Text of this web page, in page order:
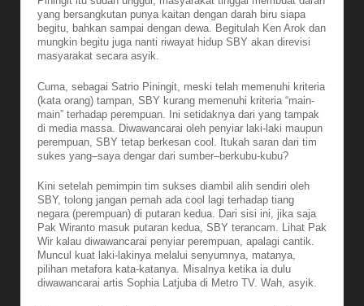
yang bersangkutan punya kaitan dengan darah biru siapa
begitu, bahkan sampai dengan dewa. Begitulah Ken Arok dan
mungkin begitu juga nanti riwayat hidup SBY akan direvisi
masyarakat secara asyik.
Cuma, sebagai Satrio Piningit, meski telah memenuhi kriteria
(kata orang) tampan, SBY kurang memenuhi kriteria “main-
main” terhadap perempuan. Ini setidaknya dari yang tampak
di media massa. Diwawancarai oleh penyiar laki-laki maupun
perempuan, SBY tetap berkesan cool. Itukah saran dari tim
sukes yang–saya dengar dari sumber–berkubu-kubu?
Kini setelah pemimpin tim sukses diambil alih sendiri oleh
SBY, tolong jangan pernah ada cool lagi terhadap tiang
negara (perempuan) di putaran kedua. Dari sisi ini, jika saja
Pak Wiranto masuk putaran kedua, SBY terancam. Lihat Pak
Wir kalau diwawancarai penyiar perempuan, apalagi cantik.
Muncul kuat laki-lakinya melalui senyumnya, matanya,
pilihan metafora kata-katanya. Misalnya ketika ia dulu
diwawancarai artis Sophia Latjuba di Metro TV. Wah, asyik.